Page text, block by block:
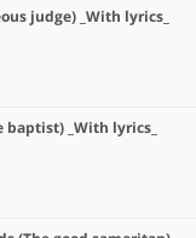
judge) _With lyrics_
_With lyrics_